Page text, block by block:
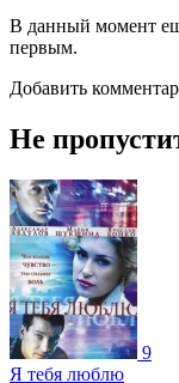
В данный момент
первым.
Добавить
Не
9
Я тебя люблю